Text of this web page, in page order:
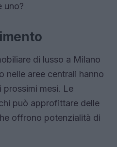
uno?
di lusso a Milano
nelle aree centrali hanno
prossimi mesi. Le
può approfittare delle
offrono potenzialità di